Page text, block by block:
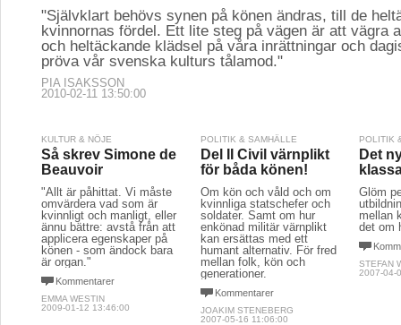
"Självklart behövs synen på könen ändras, till de
kvinnornas fördel. Ett lite steg på vägen är att vägra
och heltäckande klädsel på våra inrättningar och
pröva vår svenska kulturs tålamod."
PIA ISAKSSON
2010-02-11 13:50:00
KULTUR & NÖJE
Så skrev Simone de
Beauvoir
"Allt är påhittat. Vi måste
omvärdera vad som är
kvinnligt och manligt, eller
ännu bättre: avstå från att
applicera egenskaper på
könen - som ändock bara
är organ."
Kommentarer
EMMA WESTIN
2009-01-12 13:46:00
POLITIK & SAMHÄLLE
Del II Civil värnplikt
för båda könen!
Om kön och våld och om
kvinnliga statschefer och
soldater. Samt om hur
enkönad militär värnplikt
kan ersättas med ett
humant alternativ. För fred
mellan folk, kön och
generationer.
Kommentarer
JOAKIM STENEBERG
2007-05-16 11:06:00
POLITIK
Det
Glöm
mellan
det om
STEFAN
2007-04-